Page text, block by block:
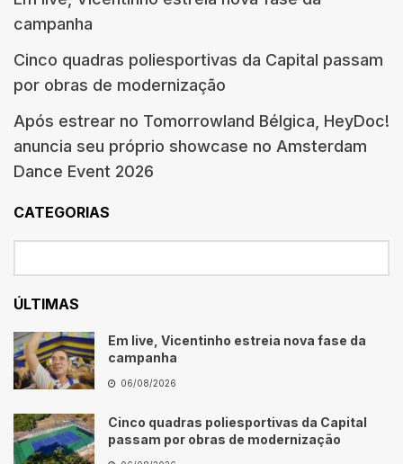
campanha
Cinco quadras poliesportivas da Capital passam
por obras de modernização
Após estrear no Tomorrowland Bélgica, HeyDoc!
anuncia seu próprio showcase no Amsterdam
Dance Event 2026
CATEGORIAS
ÚLTIMAS
Em live, Vicentinho estreia nova fase da
campanha
06/08/2026
Cinco quadras poliesportivas da Capital
passam por obras de modernização